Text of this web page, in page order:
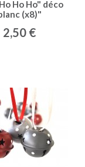
Ho Ho" déco
(x8)"
2,50 €